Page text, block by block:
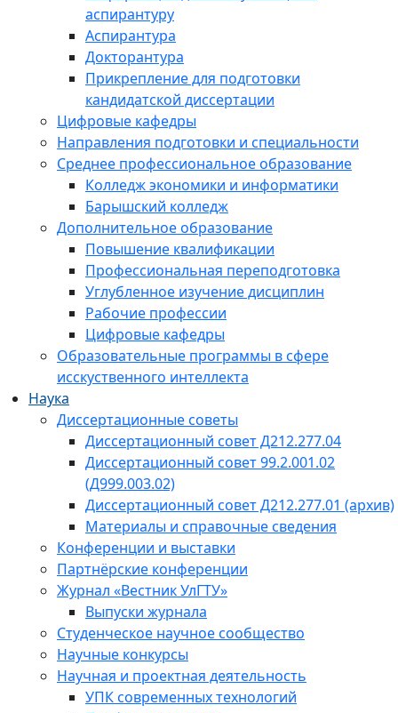
аспирантуру
Аспирантура
Докторантура
Прикрепление для подготовки
кандидатской диссертации
Цифровые кафедры
Направления подготовки и специальности
Среднее профессиональное образование
Колледж экономики и информатики
Барышский колледж
Дополнительное образование
Повышение квалификации
Профессиональная переподготовка
Углубленное изучение дисциплин
Рабочие профессии
Цифровые кафедры
Образовательные программы в сфере
исскуственного интеллекта
Наука
Диссертационные советы
Диссертационный совет Д212.277.04
Диссертационный совет 99.2.001.02
(Д999.003.02)
Диссертационный совет Д212.277.01 (архив)
Материалы и справочные сведения
Конференции и выставки
Партнёрские конференции
Журнал «Вестник УлГТУ»
Выпуски журнала
Студенческое научное сообщество
Научные конкурсы
Научная и проектная деятельность
УПК современных технологий